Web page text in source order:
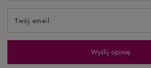
Twój email
Wyślij opinię